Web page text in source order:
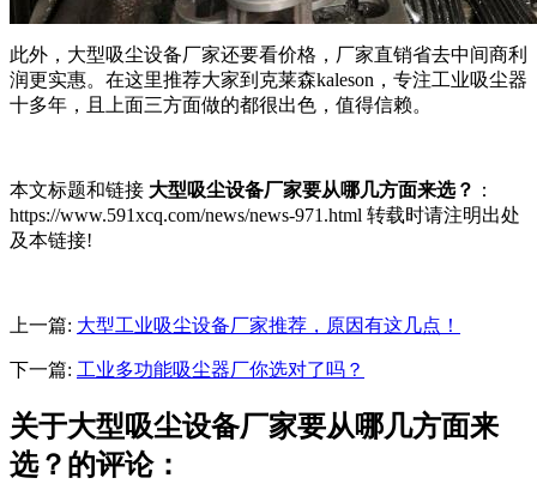
此外，大型吸尘设备厂家还要看价格，厂家直销省去中间商利
润更实惠。在这里推荐大家到克莱森kaleson，专注工业吸尘器
十多年，且上面三方面做的都很出色，值得信赖。
本文标题和链接 大型吸尘设备厂家要从哪几方面来选？ ：
https://www.591xcq.com/news/news-971.html 转载时请注明出处
及本链接!
上一篇: 大型工业吸尘设备厂家推荐，原因有这几点！
下一篇: 工业多功能吸尘器厂你选对了吗？
关于大型吸尘设备厂家要从哪几方面来
选？的评论：